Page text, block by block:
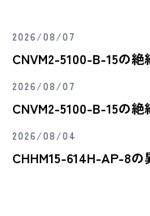
2026/08/07
CNVM2-5100-B-15の
2026/08/07
CNVM2-5100-B-15の
2026/08/04
CHHM15-614H-AP-8